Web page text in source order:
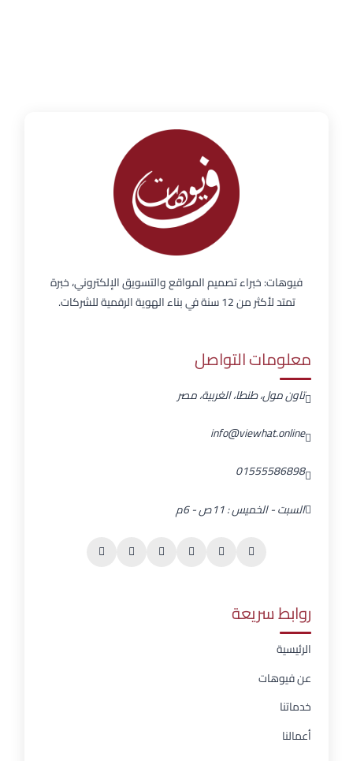
فيوهات: خبراء تصميم المواقع والتسويق الإلكتروني، خبرة
تمتد لأكثر من 12 سنة في بناء الهوية الرقمية للشركات.
معلومات التواصل
تاون مول، طنطا، الغربية، مصر
info@viewhat.online
01555586898
السبت - الخميس : 11ص - 6م
روابط سريعة
الرئيسية
عن فيوهات
خدماتنا
أعمالنا